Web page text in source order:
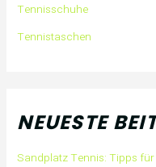
Tennisschuhe
Tennistaschen
NEUESTE
Sandplatz Tennis: Tipps